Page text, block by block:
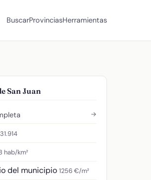
BuscarProvinciasHerramientas
San Juan
→
31.914
hab/km²
del municipio 1256 €/m²